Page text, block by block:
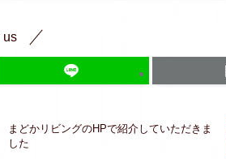
us
まどかリビングのHPで紹介していただきま
した